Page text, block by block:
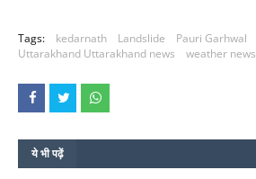
Tags: kedarnath Landslide Pauri Garhwal
Uttarakhand Uttarakhand news
weather news
ये भी पढ़ें